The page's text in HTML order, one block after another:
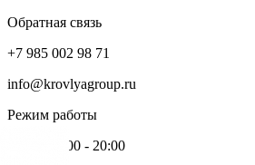
Обратная связь
+7 985 002 98 71
info@krovlyagroup.ru
Режим работы
Пн-Пт: 9:00 - 20:00